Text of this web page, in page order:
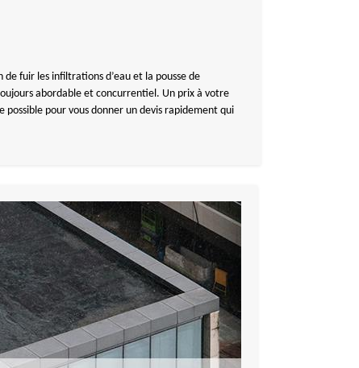
fuir les infiltrations d’eau et la pousse de
abordable et concurrentiel. Un prix à votre
pour vous donner un devis rapidement qui